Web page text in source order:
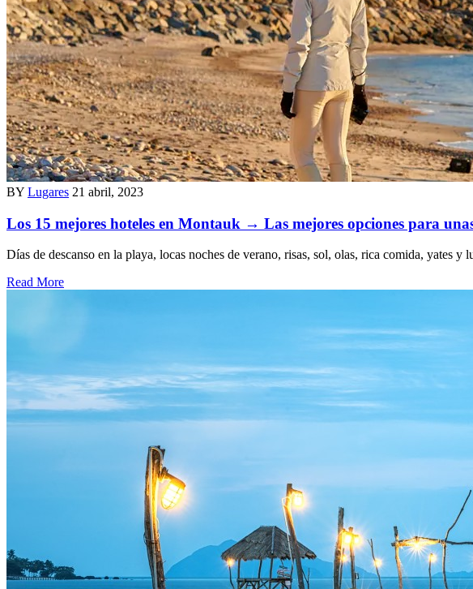
BY Lugares 21 abril, 2023
Los 15 mejores hoteles en Montauk → Las mejores opciones para
Días de descanso en la playa, locas noches de verano, risas, sol, olas, rica comida,
Read More